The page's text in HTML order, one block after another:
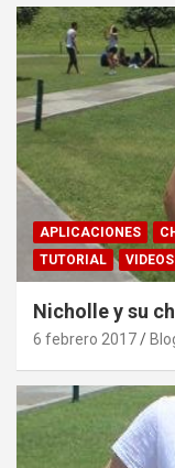
APLICACIONES
TUTORIAL
VIDEOS
Nicholle y su
6 febrero 2017